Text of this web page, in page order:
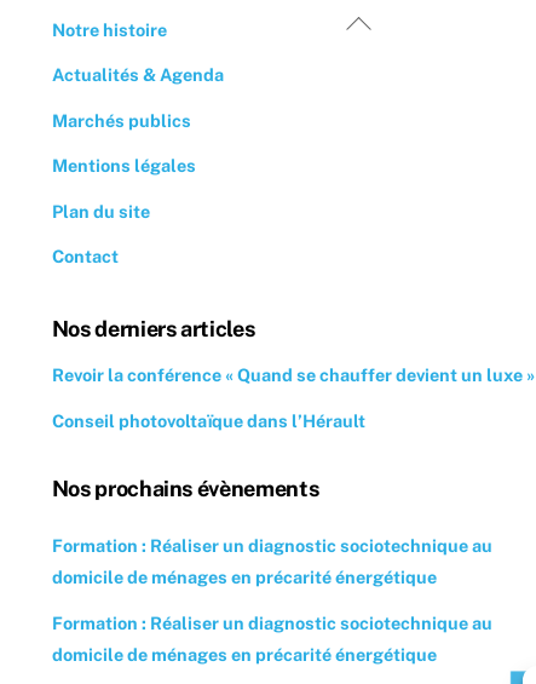
Back
Notre histoire
Actualités & Agenda
Marchés publics
Mentions légales
Plan du site
Contact
Nos derniers articles
Revoir la conférence « Quand se chauffer devient un luxe »
Conseil photovoltaïque dans l’Hérault
Nos prochains évènements
Formation : Réaliser un diagnostic sociotechnique au
domicile de ménages en précarité énergétique
Formation : Réaliser un diagnostic sociotechnique au
domicile de ménages en précarité énergétique